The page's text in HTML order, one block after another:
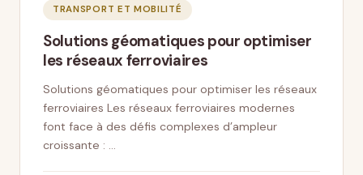
TRANSPORT ET MOBILITÉ
Solutions géomatiques pour optimiser
les réseaux ferroviaires
Solutions géomatiques pour optimiser les réseaux
ferroviaires Les réseaux ferroviaires modernes
font face à des défis complexes d’ampleur
croissante : …